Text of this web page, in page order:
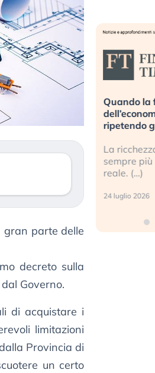
gran parte delle
decreto sulla
Governo.
di acquistare i
limitazioni
Provincia di
un certo
Investitori
dopo lo scoppio
retail (…)
Quando la
ripetendo
La
sempre più
reale. (…)
24 luglio 2026